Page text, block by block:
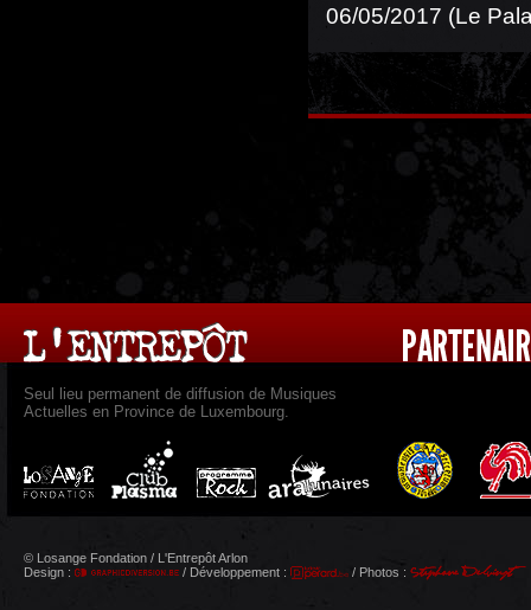
06/05/2017 (Le
Seul lieu permanent de diffusion de Musiques
Actuelles en Province de Luxembourg.
© Losange Fondation / L'Entrepôt Arlon
Design :
/ Développement : / Photos :